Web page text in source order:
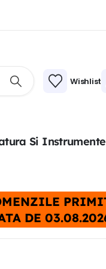
Wishlist
Si
DE